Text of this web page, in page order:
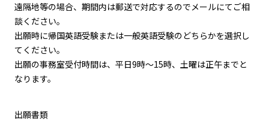
遠隔地等の場合、期間内は郵送で対応するのでメールにてご相
談ください。
出願時に帰国英語受験または一般英語受験のどちらかを選択し
てください。
出願の事務室受付時間は、平日9時～15時、土曜は正午までと
なります。
出願書類